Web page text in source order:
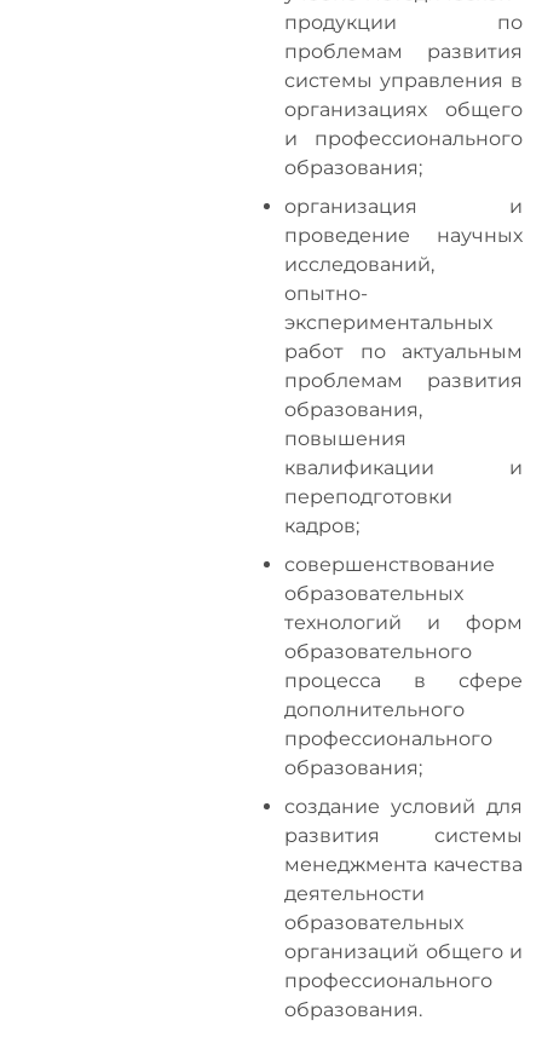
продукции по
проблемам развития
системы управления в
организациях общего
и профессионального
образования;
организация и
проведение научных
исследований,
опытно-
экспериментальных
работ по актуальным
проблемам развития
образования,
повышения
квалификации и
переподготовки
кадров;
совершенствование
образовательных
технологий и форм
образовательного
процесса в сфере
дополнительного
профессионального
образования;
создание условий для
развития системы
менеджмента качества
деятельности
образовательных
организаций общего и
профессионального
образования.